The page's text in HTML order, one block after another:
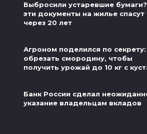
Выбросили устаревшие
эти документы на жилье спасут
через 20 лет
Агроном поделился по секрету:
обрезать смородину, чтобы
получить урожай до 10 кг с
Банк России сделал
указание владельцам вкладов